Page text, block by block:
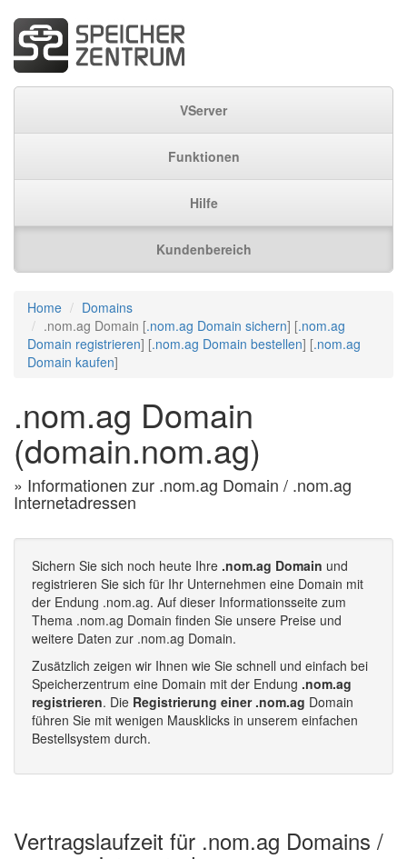
VServer
Funktionen
Hilfe
Kundenbereich
Home
Domains
.nom.ag Domain [.nom.ag Domain sichern] [.nom.ag
Domain registrieren] [.nom.ag Domain bestellen] [.nom.ag
Domain kaufen]
.nom.ag Domain
(domain.nom.ag)
» Informationen zur .nom.ag Domain / .nom.ag
Internetadressen
Sichern Sie sich noch heute Ihre .nom.ag Domain und
registrieren Sie sich für Ihr Unternehmen eine Domain mit
der Endung .nom.ag. Auf dieser Informationsseite zum
Thema .nom.ag Domain finden Sie unsere Preise und
weitere Daten zur .nom.ag Domain.
Zusätzlich zeigen wir Ihnen wie Sie schnell und einfach bei
Speicherzentrum eine Domain mit der Endung .nom.ag
registrieren. Die Registrierung einer .nom.ag Domain
führen Sie mit wenigen Mausklicks in unserem einfachen
Bestellsystem durch.
Vertragslaufzeit für .nom.ag Domains /